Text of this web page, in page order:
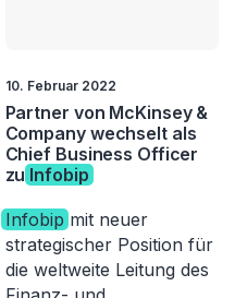
10. Februar 2022
Partner von McKinsey &
Company wechselt als
Chief Business Officer
zu Infobip
Infobip mit neuer
strategischer Position für
die weltweite Leitung des